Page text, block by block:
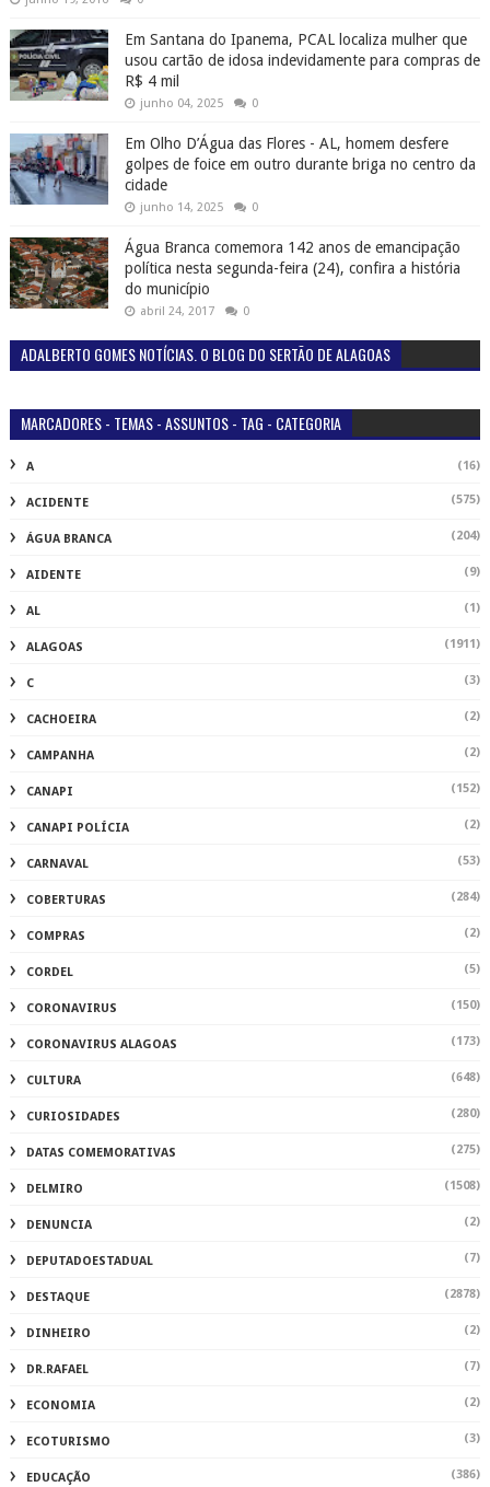
Em Santana do Ipanema, PCAL localiza mulher que
usou cartão de idosa indevidamente para compras de
R$ 4 mil
junho 04, 2025 0
Em Olho D’Água das Flores - AL, homem desfere
golpes de foice em outro durante briga no centro da
cidade
junho 14, 2025 0
Água Branca comemora 142 anos de emancipação
política nesta segunda-feira (24), confira a história
do município
abril 24, 2017 0
ADALBERTO GOMES NOTÍCIAS. O BLOG DO SERTÃO DE ALAGOAS
MARCADORES - TEMAS - ASSUNTOS - TAG - CATEGORIA
A (16)
ACIDENTE (575)
ÁGUA BRANCA (204)
AIDENTE (9)
AL (1)
ALAGOAS (1911)
C (3)
CACHOEIRA (2)
CAMPANHA (2)
CANAPI (152)
CANAPI POLÍCIA (2)
CARNAVAL (53)
COBERTURAS (284)
COMPRAS (2)
CORDEL (5)
CORONAVIRUS (150)
CORONAVIRUS ALAGOAS (173)
CULTURA (648)
CURIOSIDADES (280)
DATAS COMEMORATIVAS (275)
DELMIRO (1508)
DENUNCIA (2)
DEPUTADOESTADUAL (7)
DESTAQUE (2878)
DINHEIRO (2)
DR.RAFAEL (7)
ECONOMIA (2)
ECOTURISMO (3)
EDUCAÇÃO (386)